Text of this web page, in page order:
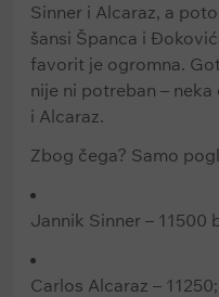
Sinner i Alcaraz, a
šansi Španca i
favorit je ogromna.
nije ni potreban –
i Alcaraz.
Zbog čega? Samo
Jannik Sinner – 11500
Carlos Alcaraz – 11250;